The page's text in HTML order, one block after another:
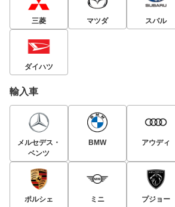
三菱 マツダ スバル
ダイハツ
輸入車
メルセデス・
ベンツ
BMW アウディ
ポルシェ ミニ プジョー